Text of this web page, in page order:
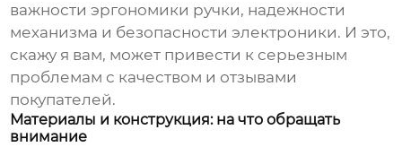
важности эргономики ручки, надежности
механизма и безопасности электроники. И это,
скажу я вам, может привести к серьезным
проблемам с качеством и отзывами
покупателей.
Материалы и конструкция: на что обращать
внимание